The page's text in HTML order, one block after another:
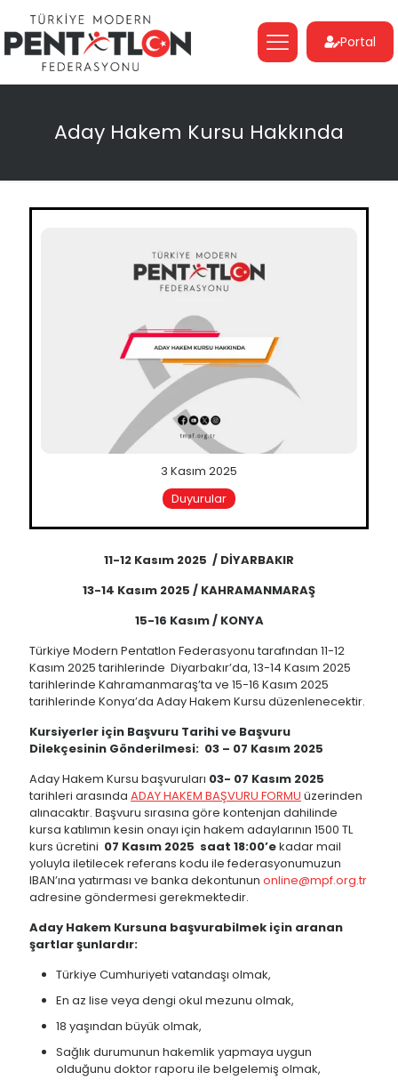
Portal
Aday Hakem Kursu Hakkında
3 Kasım 2025
Duyurular
11-12 Kasım 2025 / DİYARBAKIR
13-14 Kasım 2025 / KAHRAMANMARAŞ
15-16 Kasım / KONYA
Türkiye Modern Pentatlon Federasyonu tarafından 11-12
Kasım 2025 tarihlerinde Diyarbakır’da, 13-14 Kasım 2025
tarihlerinde Kahramanmaraş’ta ve 15-16 Kasım 2025
tarihlerinde Konya’da Aday Hakem Kursu düzenlenecektir.
Kursiyerler için Başvuru Tarihi ve Başvuru
Dilekçesinin Gönderilmesi: 03 – 07 Kasım 2025
Aday Hakem Kursu başvuruları 03- 07 Kasım 2025
tarihleri arasında ADAY HAKEM BAŞVURU FORMU üzerinden
alınacaktır. Başvuru sırasına göre kontenjan dahilinde
kursa katılımın kesin onayı için hakem adaylarının 1500 TL
kurs ücretini 07 Kasım 2025 saat 18:00’ekadar mail
yoluyla iletilecek referans kodu ile federasyonumuzun
IBAN’ına yatırması ve banka dekontunun online@mpf.org.tr
adresine göndermesi gerekmektedir.
Aday Hakem Kursuna başvurabilmek için aranan
şartlar şunlardır:
Türkiye Cumhuriyeti vatandaşı olmak,
En az lise veya dengi okul mezunu olmak,
18 yaşından büyük olmak,
Sağlık durumunun hakemlik yapmaya uygun
olduğunu doktor raporu ile belgelemiş olmak,